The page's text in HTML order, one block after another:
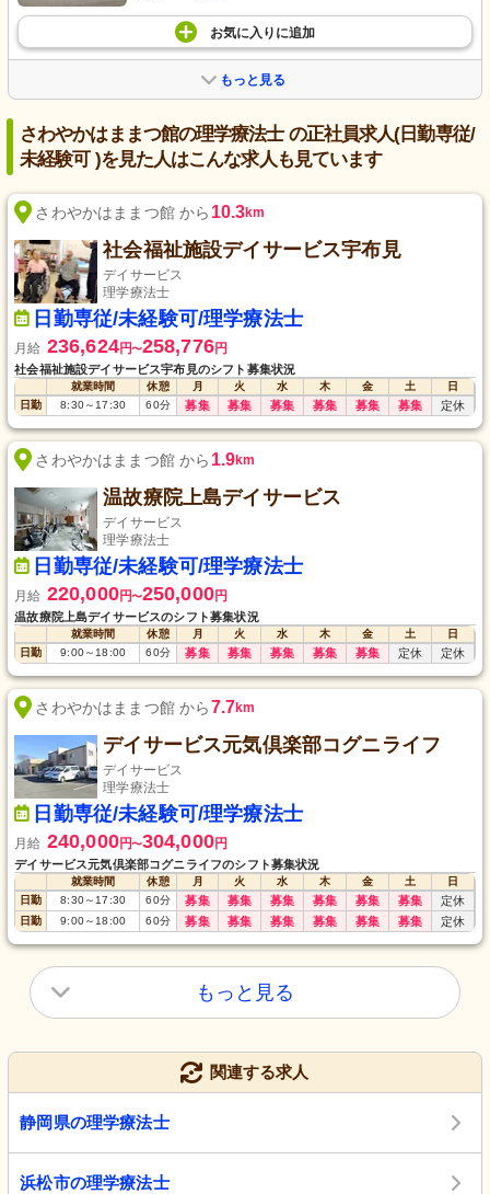
お気に入り に追加
もっと見る
さわやかはままつ館の理学療法士 の正社員求人(日勤専従/
未経験可 )を見た人はこんな求人も見ています
さわやかはままつ館 から 10.3km
社会福祉施設デイサービス宇布見
デイサービス
理学療法士
日勤専従/未経験可/理学療法士
月給 236,624円〜258,776円
社会福祉施設デイサービス宇布見のシフト募集状況
就業時間 休憩 月 火 水 木 金 土
日
日勤
8:30～ 17:30 60分 募集 募集 募集 募集 募集 募集 定休
さわやかはままつ館 から 1.9km
温故療院上島デイサービス
デイサービス
理学療法士
日勤専従/未経験可/理学療法士
月給 220,000円〜250,000円
温故療院上島デイサービスのシフト募集状況
就業時間 休憩 月 火 水 木 金 土
日
日勤
9:00～ 18:00 60分 募集 募集 募集 募集 募集 定休 定休
さわやかはままつ館 から7.7km
デイサービス元気倶楽部コグニライフ
デイサービス
理学療法士
日勤専従/未経験可/理学療法士
月給 240,000円〜304,000円
デイサービス元気倶楽部コグニライフのシフト募集状況
就業時間 休憩 月 火 水 木 金 土
日
日勤
8:30～ 17:30 60分 募集 募集 募集 募集 募集 募集 定休
日勤 9:00～ 18:00 60分 募集 募集 募集 募集 募集 募集 定休
もっと見る
関連する求人
静岡県の理学療法士
浜松市の理学療法士